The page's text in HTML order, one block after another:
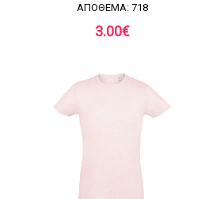
ΑΠΟΘΕΜΑ: 718
3.00€